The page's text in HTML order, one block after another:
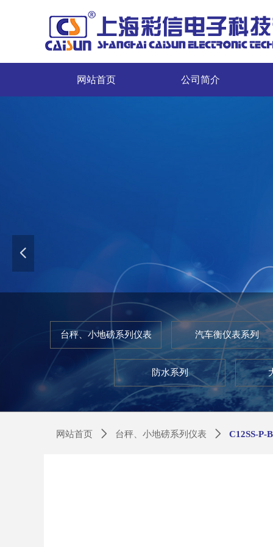
网站首页 公司简介
网站首页 ꄲ 台秤、小地磅系列仪表 ꄲ C12SS-P-
台秤、小地磅系列仪表 汽车衡仪表系列
防水系列
넳